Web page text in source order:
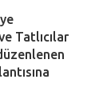
Tatlıcılar